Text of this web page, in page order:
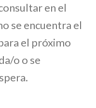
en el
se encuentra el
el próximo
o o se